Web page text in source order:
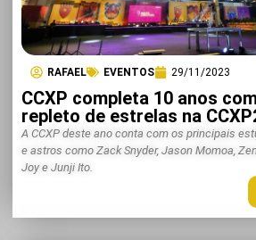
RAFAEL EVENTOS 29/11/2023
CCXP completa 10 anos
repleto de estrelas na
A CCXP deste ano conta com os principais
e astros como Zack Snyder, Jason Momoa,
Joy e Junji Ito.